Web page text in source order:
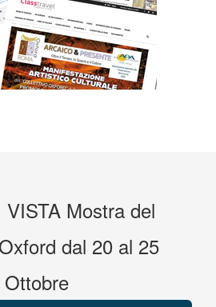
VISTA Mostradel
dal 20 al 25
Ottobre